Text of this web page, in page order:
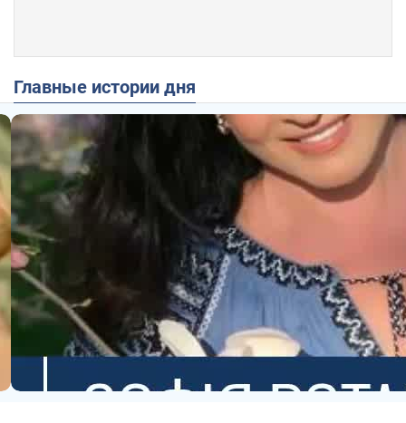
Главные истории дня